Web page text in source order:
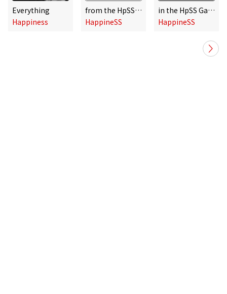
Everything
Happiness
from the HpSS Sky
HappineSS
in the HpSS Garden
HappineSS